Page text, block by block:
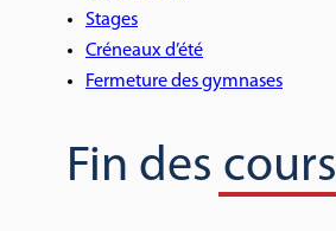
Stages
Créneaux d’été
Fermeture des gymnases
Fin des cours